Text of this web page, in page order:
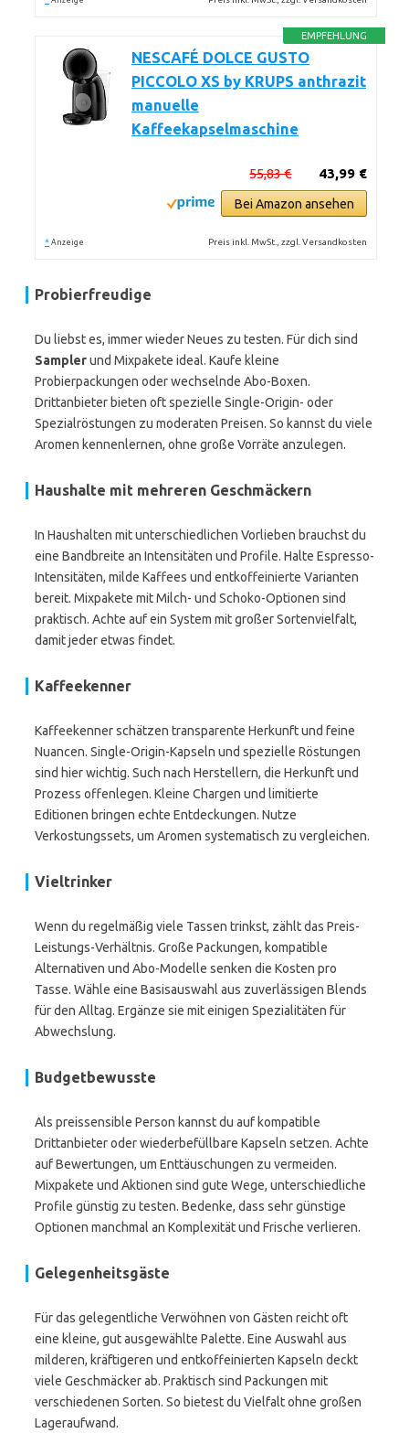
EMPFEHLUNG
NESCAFÉ DOLCE GUSTO
PICCOLO XS by KRUPS anthrazit
manuelle
Kaffeekapselmaschine
43,99 €
55,83 €
Bei Amazon ansehen
* Anzeige Preis inkl. MwSt., zzgl. Versandkosten
Probierfreudige
Du liebst es, immer wieder Neues zu testen. Für dich sind
Samplerund Mixpakete ideal. Kaufe kleine
Probierpackungen oder wechselnde Abo-Boxen.
Drittanbieter bieten oft spezielle Single-Origin- oder
Spezialröstungen zu moderaten Preisen. So kannst du viele
Aromen kennenlernen, ohne große Vorräte anzulegen.
Haushalte mit mehreren Geschmäckern
In Haushalten mit unterschiedlichen Vorlieben brauchst du
eine Bandbreite an Intensitäten und Profile. Halte Espresso-
Intensitäten, milde Kaffees und entkoffeinierte Varianten
bereit. Mixpakete mit Milch- und Schoko-Optionen sind
praktisch. Achte auf ein System mit großer Sortenvielfalt,
damit jeder etwas findet.
Kaffeekenner
Kaffeekenner schätzen transparente Herkunft und feine
Nuancen. Single-Origin-Kapseln und spezielle Röstungen
sind hier wichtig. Such nach Herstellern, die Herkunft und
Prozess offenlegen. Kleine Chargen und limitierte
Editionen bringen echte Entdeckungen. Nutze
Verkostungssets, um Aromen systematisch zu vergleichen.
Vieltrinker
Wenn du regelmäßig viele Tassen trinkst, zählt das Preis-
Leistungs-Verhältnis. Große Packungen, kompatible
Alternativen und Abo-Modelle senken die Kosten pro
Tasse. Wähle eine Basisauswahl aus zuverlässigen Blends
für den Alltag. Ergänze sie mit einigen Spezialitäten für
Abwechslung.
Budgetbewusste
Als preissensible Person kannst du auf kompatible
Drittanbieter oder wiederbefüllbare Kapseln setzen. Achte
auf Bewertungen, um Enttäuschungen zu vermeiden.
Mixpakete und Aktionen sind gute Wege, unterschiedliche
Profile günstig zu testen. Bedenke, dass sehr günstige
Optionen manchmal an Komplexität und Frische verlieren.
Gelegenheitsgäste
Für das gelegentliche Verwöhnen von Gästen reicht oft
eine kleine, gut ausgewählte Palette. Eine Auswahl aus
milderen, kräftigeren und entkoffeinierten Kapseln deckt
viele Geschmäcker ab. Praktisch sind Packungen mit
verschiedenen Sorten. So bietest du Vielfalt ohne großen
Lageraufwand.